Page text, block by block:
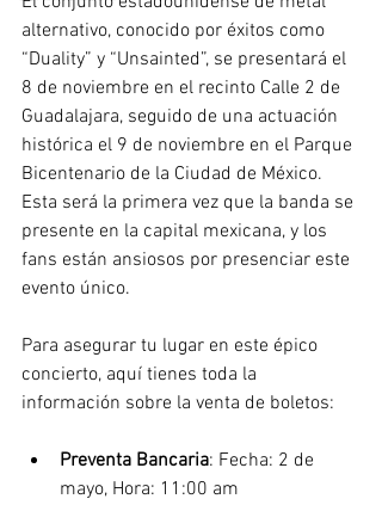
alternativo, conocido por éxitos como
“Duality” y “Unsainted”, se presentará el
8 de noviembre en el recinto Calle 2 de
Guadalajara, seguido de una actuación
histórica el 9 de noviembre en el Parque
Bicentenario de la Ciudad de México.
Esta será la primera vez que la banda se
presente en la capital mexicana, y los
fans están ansiosos por presenciar este
evento único.
Para asegurar tu lugar en este épico
concierto, aquí tienes toda la
información sobre la venta de boletos:
Preventa Bancaria: Fecha: 2 de
mayo, Hora: 11:00 am